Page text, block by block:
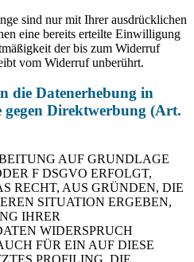
sind nur mit Ihrer ausdrücklichen
eine bereits erteilte Einwilligung
der bis zum Widerruf
vom Widerruf unberührt.
die Datenerhebung in
gegen Direktwerbung (Art.
AUF GRUNDLAGE
F DSGVO ERFOLGT,
RECHT, AUS GRÜNDEN, DIE
SITUATION ERGEBEN,
IHRER
WIDERSPRUCH
FÜR EIN AUF DIESE
PROFILING. DIE